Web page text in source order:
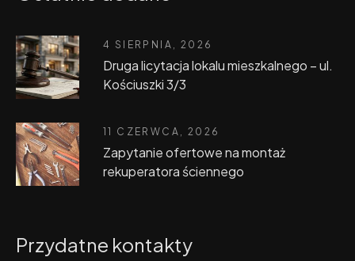
4 SIERPNIA, 2026
Druga licytacja lokalu mieszkalnego – ul.
Kościuszki 3/3
11 CZERWCA, 2026
Zapytanie ofertowe na montaż
rekuperatora ściennego
Przydatne kontakty